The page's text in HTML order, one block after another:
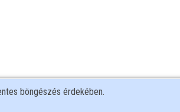
böngészés érdekében.